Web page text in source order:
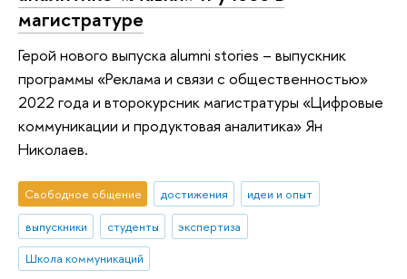
магистратуре
Герой нового выпуска alumni stories – выпускник
программы «Реклама и связи с общественностью»
2022 года и второкурсник магистратуры «Цифровые
коммуникации и продуктовая аналитика» Ян
Николаев.
Свободное общение достижения
идеи и опыт
выпускники
студенты
экспертиза
Школа коммуникаций